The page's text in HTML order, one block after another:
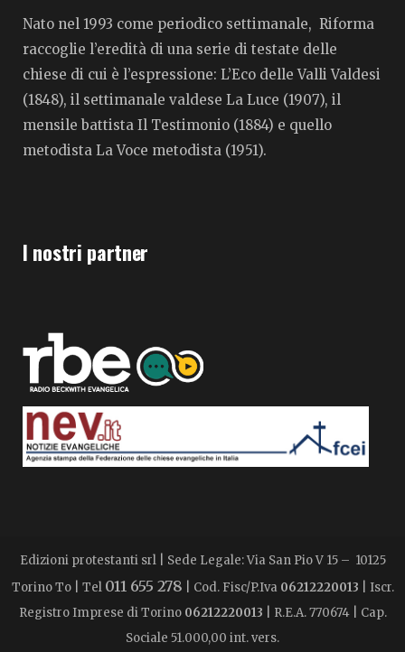
Nato nel 1993 come periodico settimanale, Riforma
raccoglie l’eredità di una serie di testate delle
chiese di cui è l’espressione: L’Eco delle Valli Valdesi
(1848), il settimanale valdese La Luce (1907), il
mensile battista Il Testimonio (1884) e quello
metodista La Voce metodista (1951).
I nostri partner
Edizioni protestanti srl | Sede Legale: Via San Pio V 15 – 10125
Torino To | Tel 011 655 278 | Cod. Fisc/P.Iva 06212220013 | Iscr.
Registro Imprese di Torino 06212220013 | R.E.A. 770674 | Cap.
Sociale 51.000,00 int. vers.